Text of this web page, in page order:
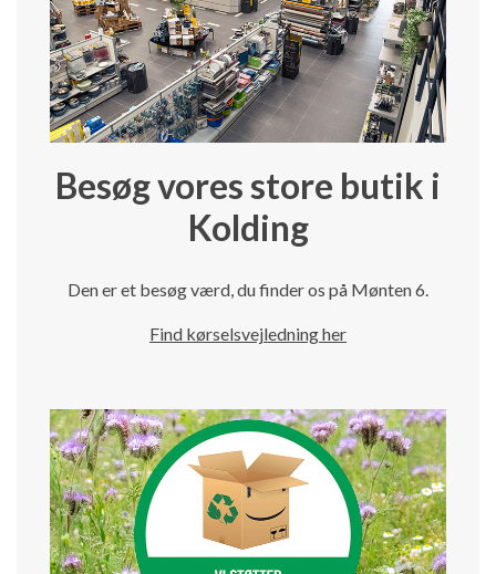
Besøg vores store butik i
Kolding
Den er et besøg værd, du finder os på Mønten 6.
Find kørselsvejledning her